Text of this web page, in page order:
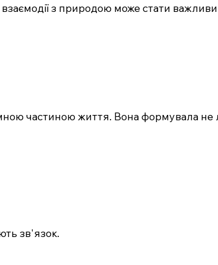
з природою може стати
частиною життя. Вона формувала не
зв'язок.